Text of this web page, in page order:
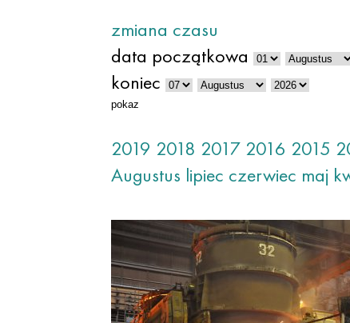
zmiana czasu
data początkowa
koniec
pokaz
2019 2018 2017 2016 2015
Augustus lipiec czerwiec maj